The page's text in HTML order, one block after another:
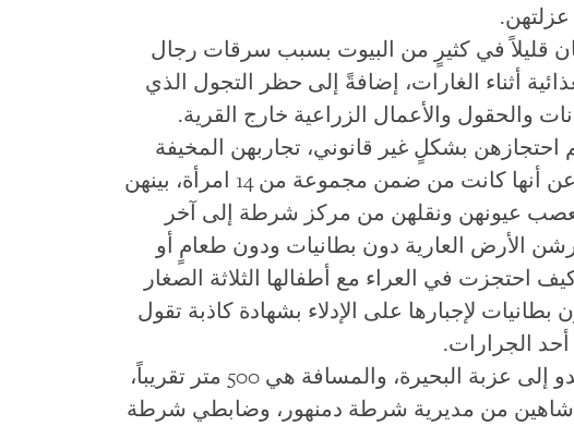
عزلتهن.
قليلاً في كثيرٍ من البيوت بسبب سرقات رجال
أثناء الغارات، إضافةً إلى حظر التجول الذي
والحقول والأعمال الزراعية خارج القرية.
احتجازهن بشكلٍ غير قانوني، تجاربهن المخيفة
أثناء الاعتقال. وتحدثت امرأة عن أنها كانت من ضمن مجموعة من 14 امرأة، بينهن
عيونهن ونقلهن من مركز شرطة إلى آخر
الأرض العارية دون بطانيات ودون طعامٍ أو
احتجزت في العراء مع أطفالها الثلاثة الصغار
لإجبارها على الإدلاء بشهادة كاذبة تقول
الجرارات.
وعندما انتقل الوفد من ساراندو إلى عزبة البحيرة، والمسافة هي 500 متر تقريباً،
شاهين من مديرية شرطة دمنهور، وضابطي شرطة